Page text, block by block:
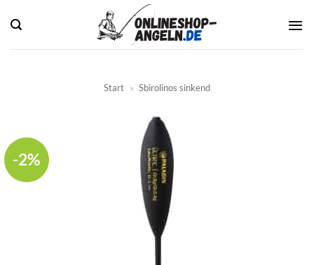
Inhalt
springen
Start » Sbirolinos sinkend
-2%